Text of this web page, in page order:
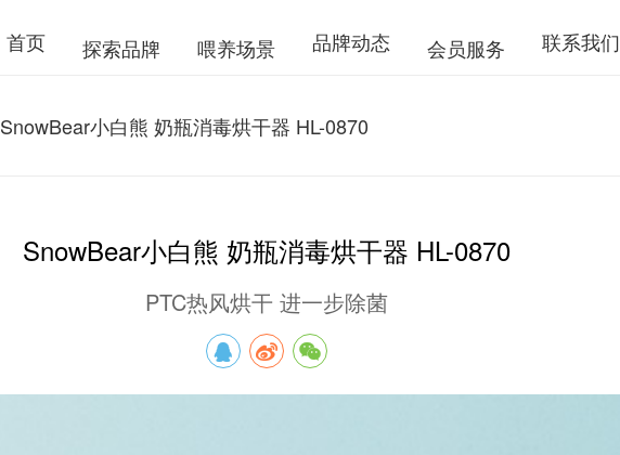
首页 探索品牌 喂养场景 品牌动态 会员服务 联系我们
SnowBear小白熊 奶瓶消毒烘干器 HL-0870
SnowBear小白熊 奶瓶消毒烘干器 HL-0870
PTC热风烘干 进一步除菌